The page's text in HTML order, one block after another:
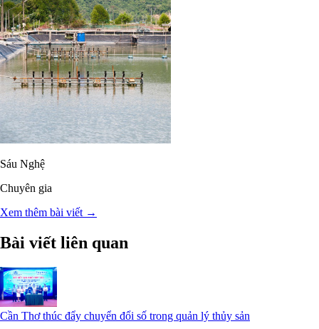
Sáu Nghệ
Chuyên gia
Xem thêm bài viết →
Bài viết liên quan
Cần Thơ thúc đẩy chuyển đổi số trong quản lý thủy sản